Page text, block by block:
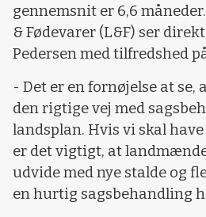
gennemsnit er 6,6 måneder.
& Fødevarer (L&F) ser
Pedersen med tilfredshed
- Det er en fornøjelse at se,
den rigtige vej med
landsplan. Hvis vi skal
er det vigtigt, at
udvide med nye stalde og
en hurtig sagsbehandling